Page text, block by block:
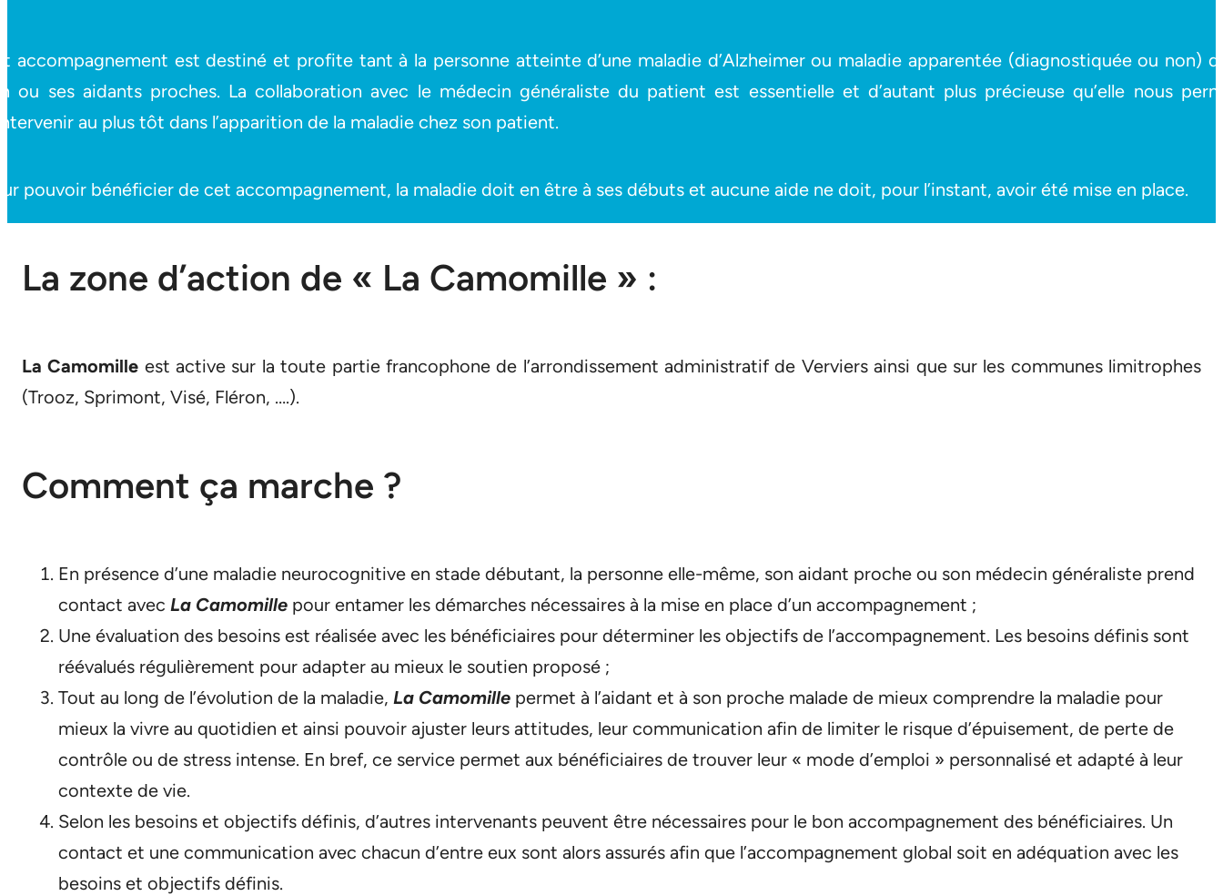
accompagnement est destiné et profite tant à la personne atteinte d’une maladie d’Alzheimer ou maladie apparentée (diagnostiquée ou non)
ou ses aidants proches. La collaboration avec le médecin généraliste du patient est essentielle et d’autant plus précieuse qu’elle nous
au plus tôt dans l’apparition de la maladie chez son patient.
pouvoir bénéficier de cet accompagnement, la maladie doit en être à ses débuts et aucune aide ne doit, pour l’instant, avoir été mise en place.
La zone d’action de « La Camomille » :
La Camomille est active sur la toute partie francophone de l’arrondissement administratif de Verviers ainsi que sur les communes limitrophes
(Trooz, Sprimont, Visé, Fléron, ….).
Comment ça marche ?
En présence d’une maladie neurocognitive en stade débutant, la personne elle-même, son aidant proche ou son médecin généraliste prend
contact avec La Camomille pour entamer les démarches nécessaires à la mise en place d’un accompagnement ;
Une évaluation des besoins est réalisée avec les bénéficiaires pour déterminer les objectifs de l’accompagnement. Les besoins définis sont
réévalués régulièrement pour adapter au mieux le soutien proposé ;
Tout au long de l’évolution de la maladie, La Camomille permet à l’aidant et à son proche malade de mieux comprendre la maladie pour
mieux la vivre au quotidien et ainsi pouvoir ajuster leurs attitudes, leur communication afin de limiter le risque d’épuisement, de perte de
contrôle ou de stress intense. En bref, ce service permet aux bénéficiaires de trouver leur « mode d’emploi » personnalisé et adapté à leur
contexte de vie.
Selon les besoins et objectifs définis, d’autres intervenants peuvent être nécessaires pour le bon accompagnement des bénéficiaires. Un
contact et une communication avec chacun d’entre eux sont alors assurés afin que l’accompagnement global soit en adéquation avec les
besoins et objectifs définis.